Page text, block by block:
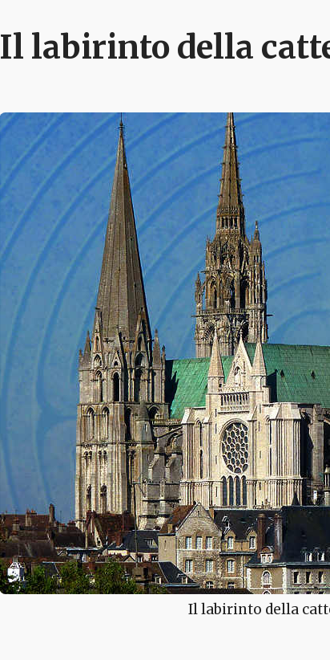
Il labirinto della
Il labirinto della